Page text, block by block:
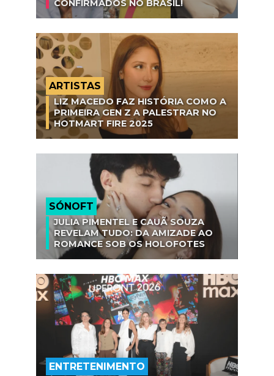
CONFIRMADOS NO BRASIL!
ARTISTAS
LIZ MACEDO FAZ HISTÓRIA COMO A
PRIMEIRA GEN Z A PALESTRAR NO
HOTMART FIRE 2025
SÓNOFT
JULIA PIMENTEL E CAUÃ SOUZA
REVELAM TUDO: DA AMIZADE AO
ROMANCE SOB OS HOLOFOTES
ENTRETENIMENTO